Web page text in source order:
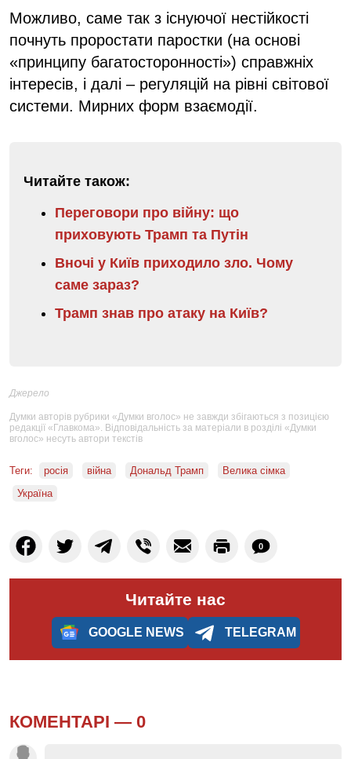
Можливо, саме так з існуючої нестійкості
почнуть проростати паростки (на основі
«принципу багатосторонності») справжніх
інтересів, і далі – регуляцій на рівні світової
системи. Мирних форм взаємодії.
Читайте також:
Переговори про війну: що
приховують Трамп та Путін
Вночі у Київ приходило зло. Чому
саме зараз?
Трамп знав про атаку на Київ?
Джерело
Думки авторів рубрики «Думки вголос» не завжди збігаються з позицією
редакції «Главкома». Відповідальність за матеріали в розділі «Думки
вголос» несуть автори текстів
Теги: росія війна Дональд Трамп
Велика сімка
Україна
0
Читайте нас
GOOGLE NEWS TELEGRAM
КОМЕНТАРІ — 0